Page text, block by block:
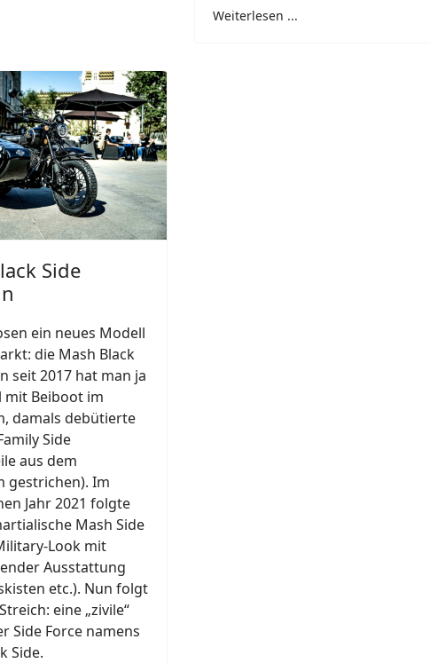
Weiterlesen ...
Side
ein neues Modell
die Mash Black
seit 2017 hat man ja
mit Beiboot im
damals debütierte
Side
aus dem
gestrichen). Im
Jahr 2021 folgte
Mash Side
Look mit
Ausstattung
etc.). Nun folgt
eine „zivile“
Side Force namens
Side.